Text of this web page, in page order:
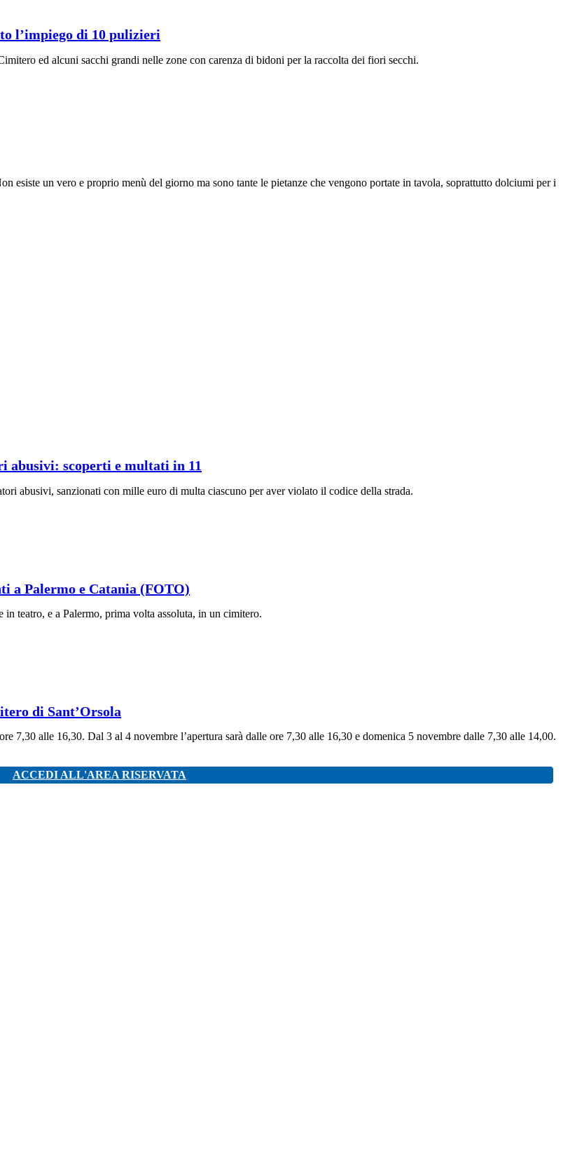
l’impiego di 10 pulizieri
ed alcuni sacchi grandi nelle zone con carenza di bidoni per la raccolta dei fiori secchi.
esiste un vero e proprio menù del giorno ma sono tante le pietanze che vengono portate in tavola, soprattutto dolciumi per i
abusivi: scoperti e multati in 11
abusivi, sanzionati con mille euro di multa ciascuno per aver violato il codice della strada.
a Palermo e Catania (FOTO)
teatro, e a Palermo, prima volta assoluta, in un cimitero.
di Sant’Orsola
7,30 alle 16,30. Dal 3 al 4 novembre l’apertura sarà dalle ore 7,30 alle 16,30 e domenica 5 novembre dalle 7,30 alle 14,00.
ACCEDI ALL'AREA RISERVATA